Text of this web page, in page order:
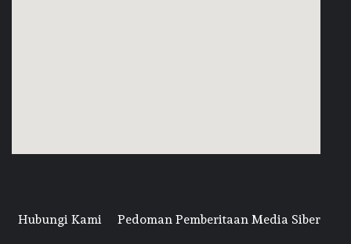
Hubungi Kami Pedoman Pemberitaan Media Siber